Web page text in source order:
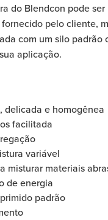
do Blendcon pode
pelo cliente,
com um silo padrão
aplicação.
delicada e homogênea
facilitada
variável
misturar materiais
de energia
padrão